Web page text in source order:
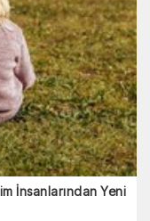
İnsanlarından Yeni